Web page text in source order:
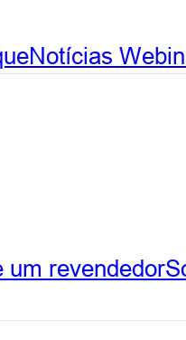
Notícias
um revendedor